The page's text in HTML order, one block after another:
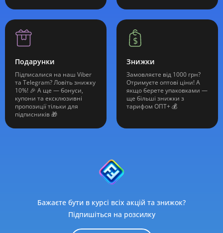
Подарунки
Підписалися на наш Viber
та Telegram? Ловіть знижку
10%! 🎉 А ще — бонуси,
купони та ексклюзивні
пропозиції тільки для
підписників 🎁
Знижки
Замовляєте від 1000 грн?
Отримуєте оптові ціни! А
якщо берете упаковками —
ще більші знижки з
тарифом ОПТ+ 💰
Бажаєте бути в курсі всіх акцій та знижок?
Підпишіться на розсилку